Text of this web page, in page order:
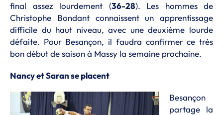
final assez lourdement (36-28). Les hommes de
Christophe Bondant connaissent un apprentissage
difficile du haut niveau, avec une deuxième lourde
défaite. Pour Besançon, il faudra confirmer ce très
bon début de saison à Massy la semaine prochaine.
Nancy et Saran se placent
Besançon
partage la